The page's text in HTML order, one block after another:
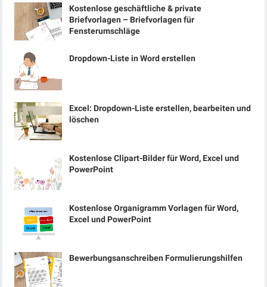
Kostenlose geschäftliche & private
Briefvorlagen – Briefvorlagen für
Fensterumschläge
Dropdown-Liste in Word erstellen
Excel: Dropdown-Liste erstellen, bearbeiten und
löschen
Kostenlose Clipart-Bilder für Word, Excel und
PowerPoint
Kostenlose Organigramm Vorlagen für Word,
Excel und PowerPoint
Bewerbungsanschreiben Formulierungshilfen